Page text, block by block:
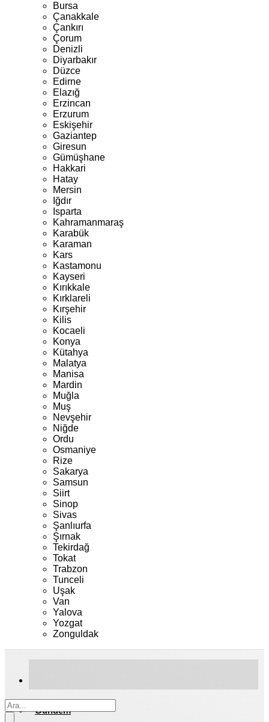
Bursa
Çanakkale
Çankırı
Çorum
Denizli
Diyarbakır
Düzce
Edirne
Elazığ
Erzincan
Erzurum
Eskişehir
Gaziantep
Giresun
Gümüşhane
Hakkari
Hatay
Mersin
Iğdır
Isparta
Kahramanmaraş
Karabük
Karaman
Kars
Kastamonu
Kayseri
Kırıkkale
Kırklareli
Kırşehir
Kilis
Kocaeli
Konya
Kütahya
Malatya
Manisa
Mardin
Muğla
Muş
Nevşehir
Niğde
Ordu
Osmaniye
Rize
Sakarya
Samsun
Siirt
Sinop
Sivas
Şanlıurfa
Şırnak
Tekirdağ
Tokat
Trabzon
Tunceli
Uşak
Van
Yalova
Yozgat
Zonguldak
Gündem